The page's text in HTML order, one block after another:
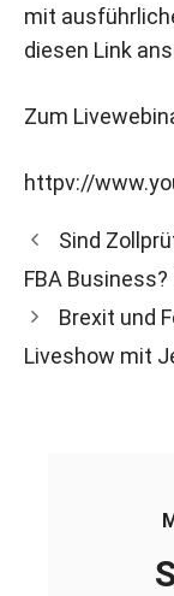
mit
diesen Link
Zum
httpv://
Sind
FBA
Brexit und
Liveshow mit